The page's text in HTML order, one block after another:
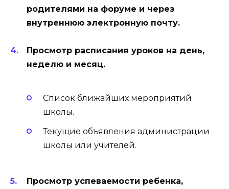
родителями на форуме и через
внутреннюю электронную почту.
Просмотр расписания уроков на день,
неделю и месяц.
Список ближайших мероприятий
школы.
Текущие объявления администрации
школы или учителей.
Просмотр успеваемости ребенка,